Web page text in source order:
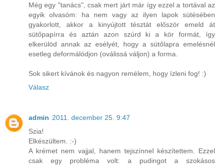
Még egy "tanács", csak mert járt már így ezzel a tortával az
egyik olvasóm: ha nem vagy az ilyen lapok sütésében
gyakorlott, akkor a kinyújtott tésztát először emeld át
sütőpapírra és aztán azon szúrd ki a kör formát, így
elkerülöd annak az esélyét, hogy a sütőlapra emelésnél
esetleg deformálódjon (oválissá váljon) a forma.
Sok sikert kívánok és nagyon remélem, hogy ízleni fog! :)
Válasz
admin 2011. december 25. 9:47
Szia!
Elkészültem. :-)
A krémet nem vajjal, hanem tejszínnel készítettem. Ezzel
csak egy probléma volt: a pudingot a szokásos